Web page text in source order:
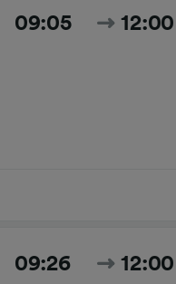
09:05 12:00
09:26 12:00